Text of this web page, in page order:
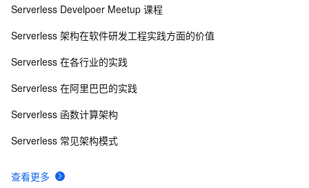
8 基于 Serverless 架构的头像漫画风处理小程序
10Serverless 应用引擎 SAE训练营火热报名中！
查看更多
Serverless Develpoer Meetup 课程
Serverless 架构在软件研发工程实践方面的价值
Serverless 在各行业的实践
Serverless 在阿里巴巴的实践
Serverless 函数计算架构
Serverless 常见架构模式